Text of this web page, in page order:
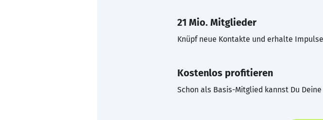
21 Mio. Mitglieder
Knüpf neue Kontakte und erhalte
Kostenlos profitieren
Schon als Basis-Mitglied kannst Du